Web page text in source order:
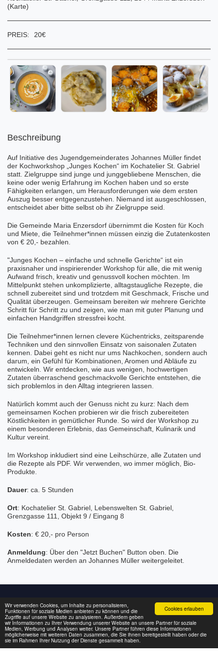
Cookies erlauben
Wir verwenden Cookies, um Inhalte zu personalisieren,
Funktionen für soziale Medien anbieten zu können und die
Zugriffe auf unsere Website zu analysieren. Außerdem geben
wir Informationen zu Ihrer Verwendung unserer Website an unsere Partner für soziale
Medien, Werbung und Analysen weiter. Unsere Partner führen diese Informationen
möglicherweise mit weiteren Daten zusammen, die Sie ihnen bereitgestellt haben oder die
sie im Rahmen Ihrer Nutzung der Dienste gesammelt haben.
(Karte)
PREIS: 20€
Beschreibung
Auf Initiative des Jugendgemeinderates Johannes Müller findet
der Kochworkshop „Junges Kochen“ im Kochatelier St. Gabriel
statt. Zielgruppe sind junge und junggebliebene Menschen, die
keine oder wenig Erfahrung im Kochen haben und so erste
Fähigkeiten erlangen, um Herausforderungen wie dem ersten
Auszug besser entgegenzustehen. Niemand ist ausgeschlossen,
entscheidet aber bitte selbst ob ihr Zielgruppe seid.
Die Gemeinde Maria Enzersdorf übernimmt die Kosten für Koch
und Miete, die Teilnehmer*innen müssen einzig die Zutatenkosten
von € 20,- bezahlen.
"Junges Kochen – einfache und schnelle Gerichte“ ist ein
praxisnaher und inspirierender Workshop für alle, die mit wenig
Aufwand frisch, kreativ und genussvoll kochen möchten. Im
Mittelpunkt stehen unkomplizierte, alltagstaugliche Rezepte, die
schnell zubereitet sind und trotzdem mit Geschmack, Frische und
Qualität überzeugen. Gemeinsam bereiten wir mehrere Gerichte
Schritt für Schritt zu und zeigen, wie man mit guter Planung und
einfachen Handgriffen stressfrei kocht.
Die Teilnehmer*innen lernen clevere Küchentricks, zeitsparende
Techniken und den sinnvollen Einsatz von saisonalen Zutaten
kennen. Dabei geht es nicht nur ums Nachkochen, sondern auch
darum, ein Gefühl für Kombinationen, Aromen und Abläufe zu
entwickeln. Wir entdecken, wie aus wenigen, hochwertigen
Zutaten überraschend geschmackvolle Gerichte entstehen, die
sich problemlos in den Alltag integrieren lassen.
Natürlich kommt auch der Genuss nicht zu kurz: Nach dem
gemeinsamen Kochen probieren wir die frisch zubereiteten
Köstlichkeiten in gemütlicher Runde. So wird der Workshop zu
einem besonderen Erlebnis, das Gemeinschaft, Kulinarik und
Kultur vereint.
Im Workshop inkludiert sind eine Leihschürze, alle Zutaten und
die Rezepte als PDF. Wir verwenden, wo immer möglich, Bio-
Produkte.
Dauer: ca. 5 Stunden
Ort: Kochatelier St. Gabriel, Lebenswelten St. Gabriel,
Grenzgasse 111, Objekt 9 / Eingang 8
Kosten: € 20,- pro Person
Anmeldung: Über den "Jetzt Buchen" Button oben. Die
Anmeldedaten werden an Johannes Müller weitergeleitet.
Kochatelier In Bildern Kontakt Mehr
Copyright © 2026 Alle Rechte vorbehalten. -Kochatelier St. Gabriel (Ma. Enzersdorf /
Mödling)